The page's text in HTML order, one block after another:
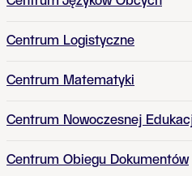
Centrum Logistyczne
Centrum Matematyki
Centrum Nowoczesnej
Centrum Obiegu Dokumentów